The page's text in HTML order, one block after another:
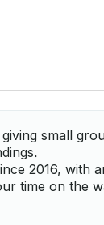
small
2016, with
time on the